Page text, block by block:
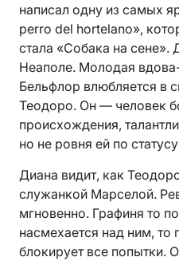
написал одну из самых
perro del hortelano»,
стала «Собака на сене».
Неаполе. Молодая
Бельфлор влюбляется в
Теодоро. Он — человек
происхождения,
но не ровня ей по
Диана видит, как
служанкой Марселой.
мгновенно. Графиня то
насмехается над ним, то
блокирует все попытки.